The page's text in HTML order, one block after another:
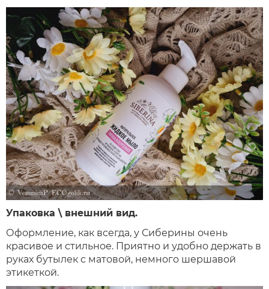
Упаковка \ внешний вид.
Оформление, как всегда, у Сиберины очень
красивое и стильное. Приятно и удобно держать в
руках бутылек с матовой, немного шершавой
этикеткой.